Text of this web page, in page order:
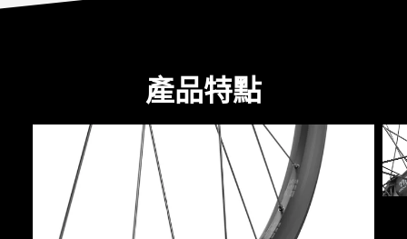
產品特點